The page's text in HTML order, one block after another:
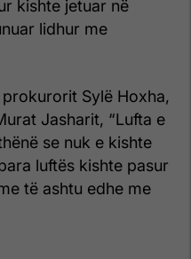
kishte jetuar në
lidhur me
Sylë Hoxha,
Jasharit, “Lufta e
se nuk e kishte
luftës kishte pasur
të ashtu edhe me